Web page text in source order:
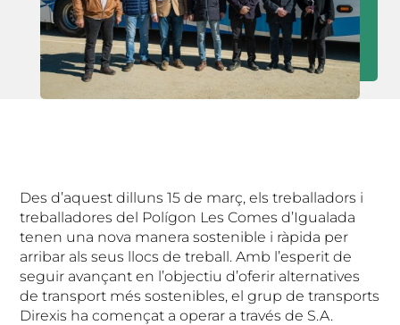
Des d’aquest dilluns 15 de març, els treballadors i
treballadores del Polígon Les Comes d’Igualada
tenen una nova manera sostenible i ràpida per
arribar als seus llocs de treball. Amb l’esperit de
seguir avançant en l’objectiu d’oferir alternatives
de transport més sostenibles, el grup de transports
Direxis ha començat a operar a través de S.A.